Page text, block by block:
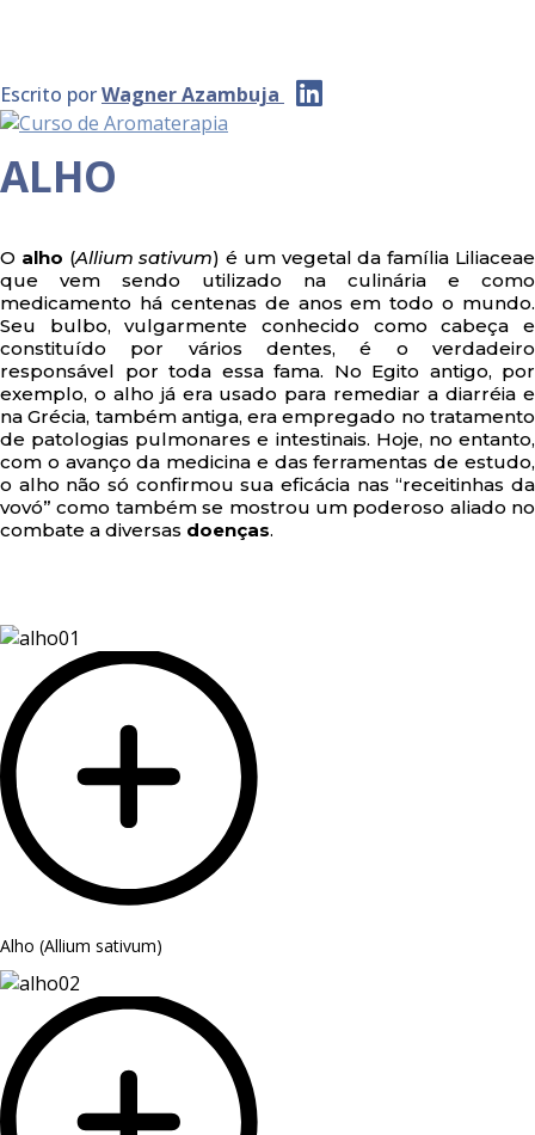
Escrito porWagner Azambuja
ALHO
O alho (Allium sativum) é um vegetal da família Liliaceae
que vem sendo utilizado na culinária e como
medicamento há centenas de anos em todo o mundo.
Seu bulbo, vulgarmente conhecido como cabeça e
constituído por vários dentes, é o verdadeiro
responsável por toda essa fama. No Egito antigo, por
exemplo, o alho já era usado para remediar a diarréia e
na Grécia, também antiga, era empregado no tratamento
de patologias pulmonares e intestinais. Hoje, no entanto,
com o avanço da medicina e das ferramentas de estudo,
o alho não só confirmou sua eficácia nas “receitinhas da
vovó” como também se mostrou um poderoso aliado no
combate a diversas doenças.
Alho (Allium sativum)